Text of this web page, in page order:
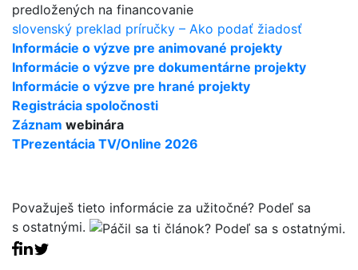
predložených na financovanie
slovenský preklad príručky – Ako podať žiadosť
Informácie o výzve pre animované projekty
Informácie o výzve pre dokumentárne projekty
Informácie o výzve pre hrané projekty
Registrácia spoločnosti
Záznam webinára
TPrezentácia TV/Online 2026
Považuješ tieto informácie za užitočné? Podeľ sa
s ostatnými.
Facebook share
Linkedin share
Tweet